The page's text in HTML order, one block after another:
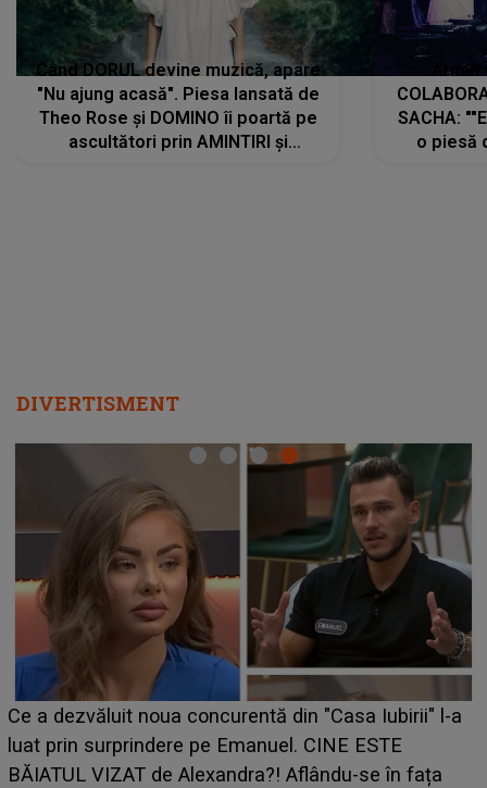
Când DORUL devine muzică, apare
"Nu ajung acasă". Piesa lansată de
Theo Rose și DOMINO îi poartă pe
ascultători prin AMINTIRI și
SACHA:
o piesă
DIVERTISMENT
Ce a dezvăluit noua concurentă din "Casa Iubirii" l-a
luat prin surprindere pe Emanuel. CINE ESTE
BĂIATUL VIZAT de Alexandra?! Aflându-se în fața